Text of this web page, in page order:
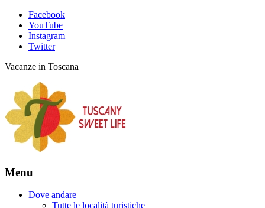
Facebook
YouTube
Instagram
Twitter
Vacanze in Toscana
Menu
Dove andare
Tutte le località turistiche